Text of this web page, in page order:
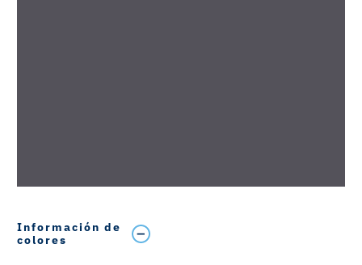
Información de
colores